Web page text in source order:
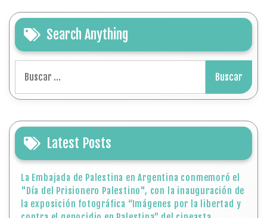
Search Anything
Latest Posts
La Embajada de Palestina en Argentina conmemoró el
"Día del Prisionero Palestino", con la inauguración de
la exposición fotográfica “Imágenes por la libertad y